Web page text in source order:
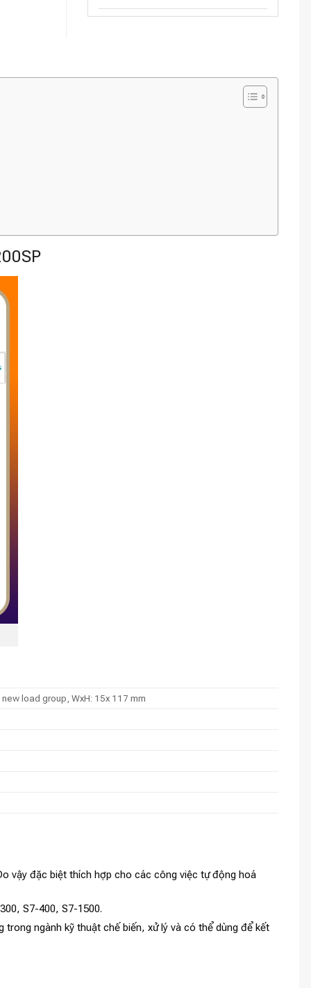
load group, WxH: 15x 117 mm
vậy đặc biệt thích hợp cho các công việc tự động hoá
S7-400, S7-1500.
ngành kỹ thuật chế biến, xử lý và có thể dùng để kết